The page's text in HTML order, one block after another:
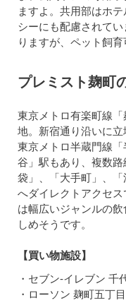
ますよ。共用部はホ
シーにも配慮されて
りますが、ペット飼育
プレミスト麹町
東京メトロ有楽町線
地。新宿通り沿いに
東京メトロ半蔵門線
谷」駅もあり、複数
袋」、「大手町」、
へダイレクトアクセ
は幅広いジャンルの
しめそうです。
【買い物施設】
・セブン-イレブン 千
・ローソン 麹町五丁